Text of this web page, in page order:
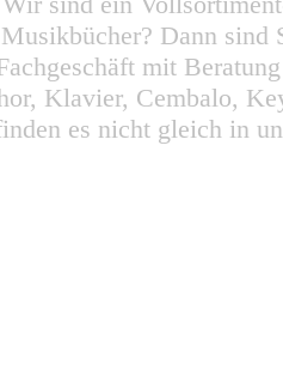
Dann
mit
Klavier, Cembalo,
es nicht gleich in